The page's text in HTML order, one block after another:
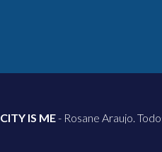
IS ME- Rosane Araujo.